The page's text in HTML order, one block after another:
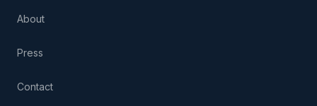
About
Press
Contact